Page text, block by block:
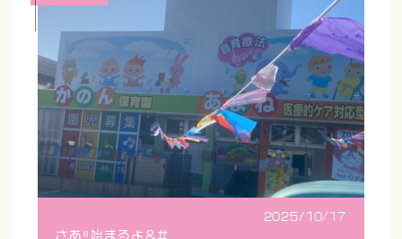
2025/10/17
さあ‼️始まるよ&#...